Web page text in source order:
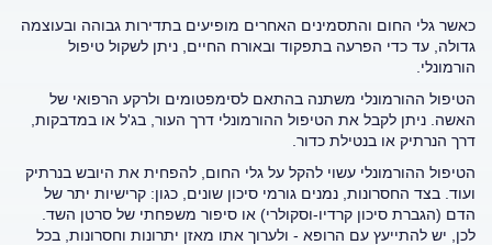
כאשר גלי החום והתסמינים האחרים מופיעים בתדירות גבוהה ובעוצמה
גדולה, עד כדי הפרעה בתפקוד ובאורח החיים, ניתן לשקול טיפול
הורמונלי.
הטיפול ההורמונלי משתנה בהתאם לסימפטומים ולרקע הרפואי של
האשה. ניתן לקבל את הטיפול ההורמונלי דרך העור, בג'ל או במדבקות,
דרך הנרתיק או בנטילת כדור.
הטיפול ההורמונלי עשוי להקל על גלי החום, להפחית את היובש בנרתיק
ועוד. בצד החסרונות, נמנים גורמי סיכון שונים, כגון: קרישיות יתר של
הדם (הגברת סיכון קרדיו-וסקולרי) או סיפור משפחתי של סרטן השד.
לכן, יש להתייעץ עם הרופא - ולערוך אתו מאזן יתרונות וחסרונות, בכל